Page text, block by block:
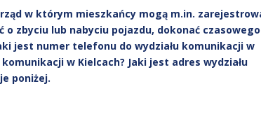
w którym mieszkańcy mogą m.in.
zbyciu lub nabyciu pojazdu, dokonać czasowego
jest numer telefonu do wydziału komunikacji w
w Kielcach? Jaki jest adres wydziału
poniżej.